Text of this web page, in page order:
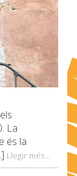
La
és la
Llegir més...